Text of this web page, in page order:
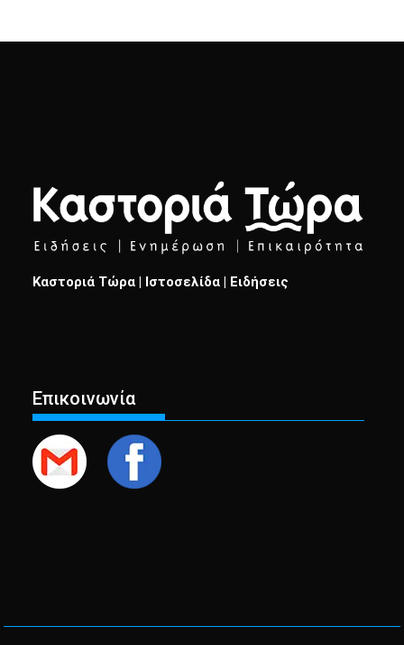
Καστοριά Τώρα | Ιστοσελίδα | Ειδήσεις
Επικοινωνία